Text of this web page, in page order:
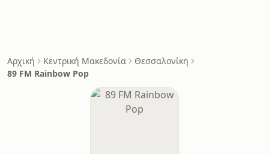
Αρχική Κεντρική Μακεδονία
Θεσσαλονίκη
89 FM Rainbow Pop